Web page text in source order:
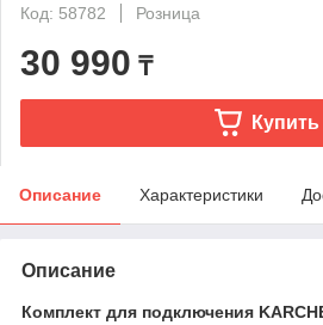
Код: 58782
Розница
30 990 ₸
Купить
Описание Характеристики
Описание
Комплект для подключения